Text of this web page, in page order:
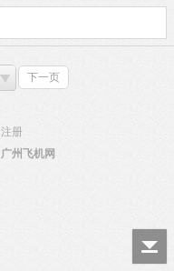
下一页
注册
广州飞机网